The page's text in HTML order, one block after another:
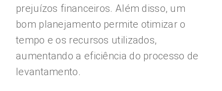
prejuízos financeiros. Além disso, um
bom planejamento permite otimizar o
tempo e os recursos utilizados,
aumentando a eficiência do processo de
levantamento.